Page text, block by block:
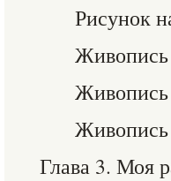
Рисунок
Живопись
Живопись
Глава 3. Моя